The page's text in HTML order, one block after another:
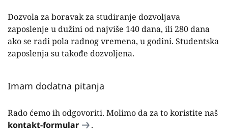
Dozvola za boravak za studiranje dozvoljava
zaposlenje u dužini od najviše 140 dana, ili 280 dana
ako se radi pola radnog vremena, u godini. Studentska
zaposlenja su takođe dozvoljena.
Imam dodatna pitanja
Rado ćemo ih odgovoriti. Molimo da za to koristite naš
kontakt-formular
.